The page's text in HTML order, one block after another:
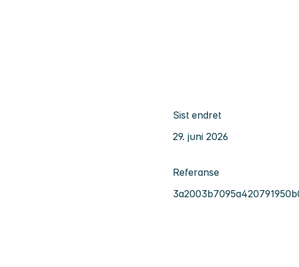
Sist endret
29. juni 2026
Referanse